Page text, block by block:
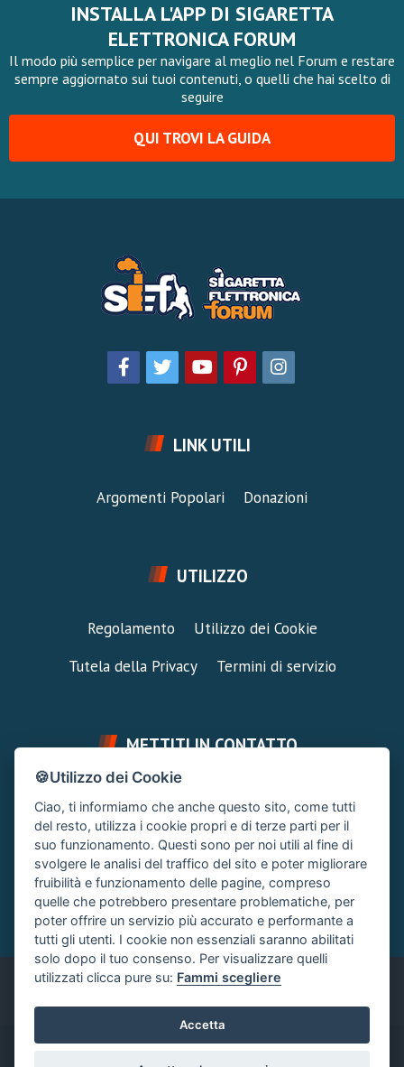
INSTALLA L'APP DI SIGARETTA
ELETTRONICA FORUM
Il modo più semplice per navigare al meglio nel Forum e restare
sempre aggiornato sui tuoi contenuti, o quelli che hai scelto di
seguire
QUI TROVI LA GUIDA
LINK UTILI
Argomenti Popolari Donazioni
UTILIZZO
Regolamento
Utilizzo dei Cookie
Tutela della Privacy
Termini di servizio
METTITI IN CONTATTO
FAI UNA DOMANDA
Chiedi un Consiglio
Area Ticket
CONTATTA L'AMMINISTRAZIONE
Clicca quì
Italiano
🍪Utilizzo dei Cookie
Ciao, ti informiamo che anche questo sito, come tutti
del resto, utilizza i cookie propri e di terze parti per il
suo funzionamento. Questi sono per noi utili al fine di
svolgere le analisi del traffico del sito e poter migliorare
fruibilità e funzionamento delle pagine, compreso
quelle che potrebbero presentare problematiche, per
poter offrire un servizio più accurato e performante a
tutti gli utenti. I cookie non essenziali saranno abilitati
solo dopo il tuo consenso. Per visualizzare quelli
utilizzati clicca pure su: Fammi scegliere
Accetta